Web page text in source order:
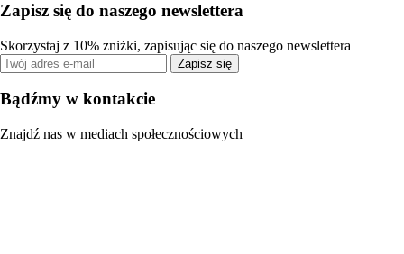
Zapisz się do naszego newslettera
Skorzystaj z 10% zniżki, zapisując się do naszego newslettera
Zapisz się
Bądźmy w kontakcie
Znajdź nas w mediach społecznościowych